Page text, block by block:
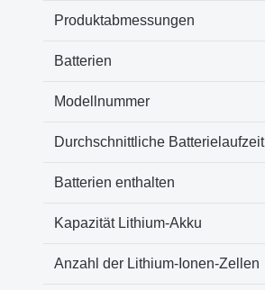
Produktabmessungen
Batterien
Modellnummer
Durchschnittliche Batterielaufzeit
Batterien enthalten
Kapazität Lithium-Akku
Anzahl der Lithium-Ionen-Zellen